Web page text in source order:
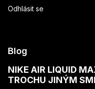
Odhlásit se
Blog
NIKE AIR LIQUID
TROCHU JINÝM